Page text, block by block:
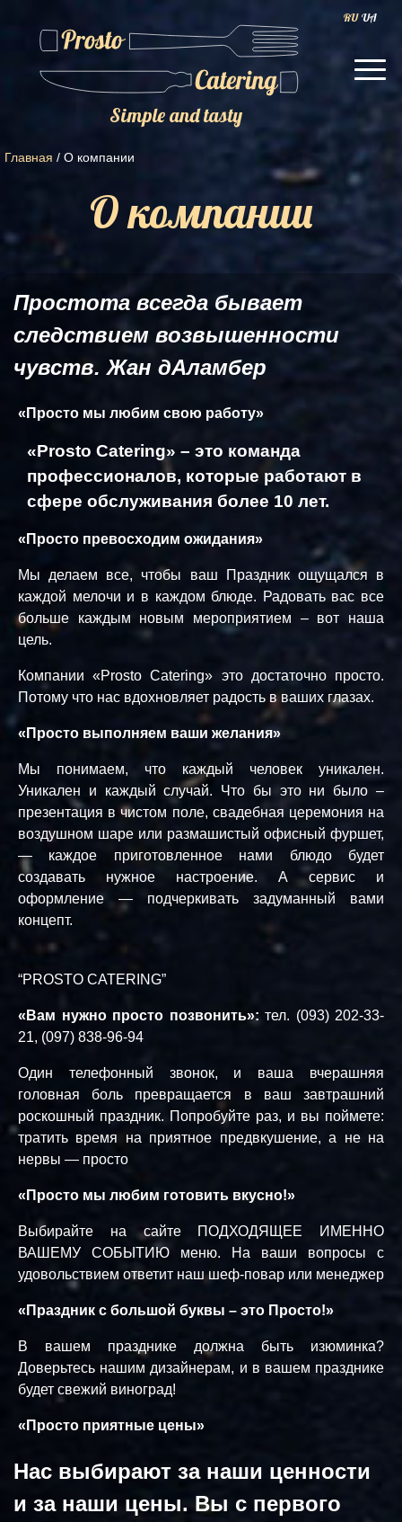
Simple and tasty
RU UA
Главная / О компании
О компании
Простота всегда бывает
следствием возвышенности
чувств. Жан дАламбер
«Просто мы любим свою работу»
«Prosto Catering» – это команда
профессионалов, которые работают в
сфере обслуживания более 10 лет.
«Просто превосходим ожидания»
Мы делаем все, чтобы ваш Праздник ощущался в
каждой мелочи и в каждом блюде. Радовать вас все
больше каждым новым мероприятием – вот наша
цель.
Компании «Prosto Catering» это достаточно просто.
Потому что нас вдохновляет радость в ваших глазах.
«Просто выполняем ваши желания»
Мы понимаем, что каждый человек уникален.
Уникален и каждый случай. Что бы это ни было –
презентация в чистом поле, свадебная церемония на
воздушном шаре или размашистый офисный фуршет,
— каждое приготовленное нами блюдо будет
создавать нужное настроение. А сервис и
оформление — подчеркивать задуманный вами
концепт.
“PROSTO CATERING”
«Вам нужно просто позвонить»: тел. (093) 202-33-
21, (097) 838-96-94
Один телефонный звонок, и ваша вчерашняя
головная боль превращается в ваш завтрашний
роскошный праздник. Попробуйте раз, и вы поймете:
тратить время на приятное предвкушение, а не на
нервы — просто
«Просто мы любим готовить вкусно!»
Выбирайте на сайте ПОДХОДЯЩЕЕ ИМЕННО
ВАШЕМУ СОБЫТИЮ меню. На ваши вопросы с
удовольствием ответит наш шеф-повар или менеджер
«Праздник с большой буквы – это Просто!»
В вашем празднике должна быть изюминка?
Доверьтесь нашим дизайнерам, и в вашем празднике
будет свежий виноград!
«Просто приятные цены»
Нас выбирают за наши ценности
и за наши цены. Вы с первого